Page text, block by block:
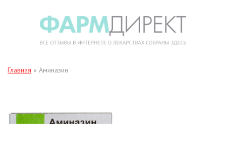
Главная » Аминазин